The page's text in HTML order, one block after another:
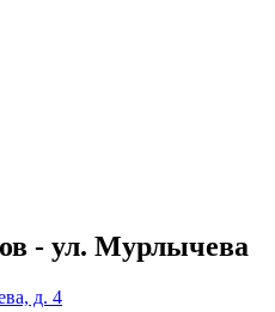
- ул. Мурлычева
д. 4